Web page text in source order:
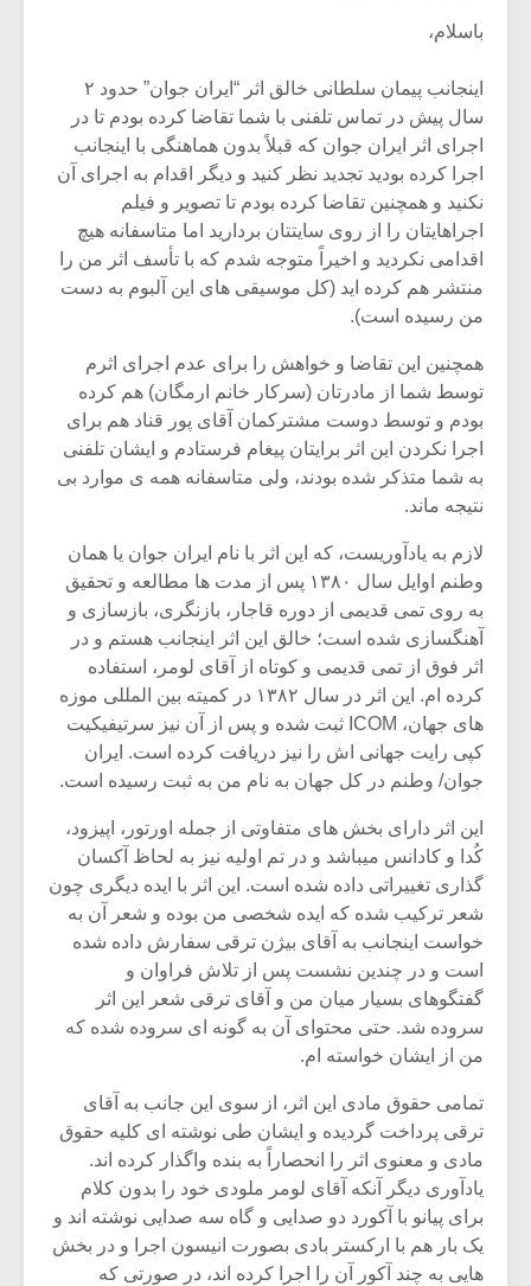
باسلام،
اینجانب پیمان سلطانی خالق اثر “ایران جوان” حدود ۲
سال پیش در تماس تلفنی با شما تقاضا کرده بودم تا در
اجرای اثر ایران جوان که قبلاً بدون هماهنگی با اینجانب
اجرا کرده بودید تجدید نظر کنید و دیگر اقدام به اجرای آن
نکنید و همچنین تقاضا کرده بودم تا تصویر و فیلم
اجراهایتان را از روی سایتتان بردارید اما متاسفانه هیچ
اقدامی نکردید و اخیراً متوجه شدم که با تأسف اثر من را
منتشر هم کرده اید (کل موسیقی های این آلبوم به دست
من رسیده است).
همچنین این تقاضا و خواهش را برای عدم اجرای اثرم
توسط شما از مادرتان (سرکار خانم ارمگان) هم کرده
بودم و توسط دوست مشترکمان آقای پور قناد هم برای
اجرا نکردن این اثر برایتان پیغام فرستادم و ایشان تلفنی
به شما متذکر شده بودند، ولی متاسفانه همه ی موارد بی
نتیجه ماند.
لازم به یادآوریست، که این اثر با نام ایران جوان یا همان
وطنم اوایل سال ۱۳۸۰ پس از مدت ها مطالعه و تحقیق
به روی تمی قدیمی از دوره قاجار، بازنگری، بازسازی و
آهنگسازی شده است؛ خالق این اثر اینجانب هستم و در
اثر فوق از تمی قدیمی و کوتاه از آقای لومر، استفاده
کرده ام. این اثر در سال ۱۳۸۲ در کمیته بین المللی موزه
های جهان، ICOM ثبت شده و پس از آن نیز سرتیفیکیت
کپی رایت جهانی اش را نیز دریافت کرده است. ایران
جوان/ وطنم در کل جهان به نام من به ثبت رسیده است.
این اثر دارای بخش های متفاوتی از جمله اورتور، اپیزود،
کُدا و کادانس میباشد و در تم اولیه نیز به لحاظ آکسان
گذاری تغییراتی داده شده است. این اثر با ایده دیگری چون
شعر ترکیب شده که ایده شخصی من بوده و شعر آن به
خواست اینجانب به آقای بیژن ترقی سفارش داده شده
است و در چندین نشست پس از تلاش فراوان و
گفتگوهای بسیار میان من و آقای ترقی شعر این اثر
سروده شد. حتی محتوای آن به گونه ای سروده شده که
من از ایشان خواسته ام.
تمامی حقوق مادی این اثر، از سوی این جانب به آقای
ترقی پرداخت گردیده و ایشان طی نوشته ای کلیه حقوق
مادی و معنوی اثر را انحصاراً به بنده واگذار کرده اند.
یادآوری دیگر آنکه آقای لومر ملودی خود را بدون کلام
برای پیانو با آکورد دو صدایی و گاه سه صدایی نوشته اند و
یک بار هم با ارکستر بادی بصورت انیسون اجرا و در بخش
هایی به چند آکور آن را اجرا کرده اند، در صورتی که
میکلوش روژا
یادداشتی بر موسیقی
متن فیلم «متری
شیش و نیم»
مشهورترین باشی،
بدنام ترین باش
موریس ژار
موسیقی
موسیقی
برگزار
موسیقی